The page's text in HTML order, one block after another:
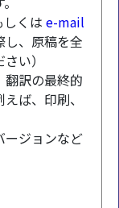
くは e-mail
し、原稿を全
い）
訳の最終的
ば、印刷、
ジョンなど